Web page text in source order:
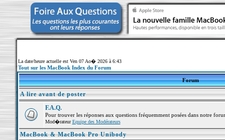
La date/heure actuelle est Ven 07 Ao� 2026 à 6:43
Tout sur les MacBook Index du Forum
Forum
A lire avant de poster
F.A.Q.
Pour trouver les réponses aux questions fréquemment posées dans notre
Mod�rateurEquipe des Modérateurs
MacBook & MacBook Pro Unibody